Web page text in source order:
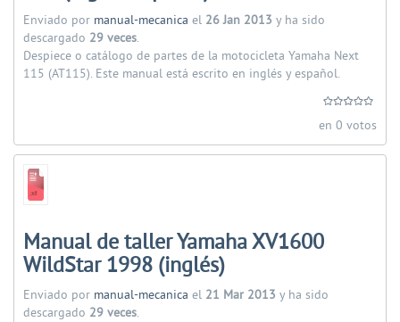
Enviado por manual-mecanica el 26 Jan 2013 y ha sido
descargado 29 veces.
Despiece o catálogo de partes de la motocicleta Yamaha Next
115 (AT115). Este manual está escrito en inglés y español.
en 0 votos
Manual de taller Yamaha XV1600
WildStar 1998 (inglés)
Enviado por manual-mecanica el 21 Mar 2013 y ha sido
descargado 29 veces.